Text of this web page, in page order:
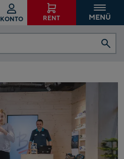
KONTO RENT MENÜ